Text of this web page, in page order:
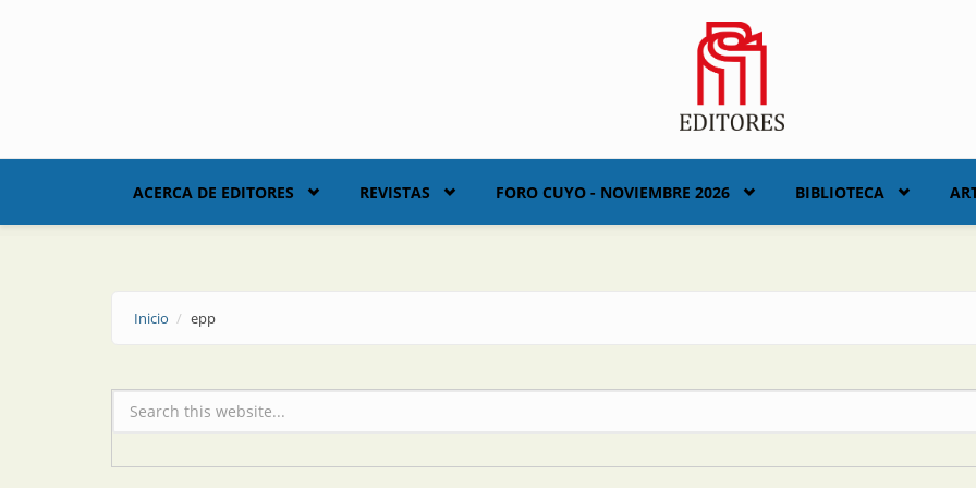
ACERCA DE EDITORES REVISTAS FORO CUYO - NOVIEMBRE 2026 BIBLIOTECA
Inicio epp
Formulario de búsqueda